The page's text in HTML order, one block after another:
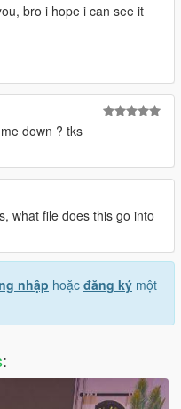
bro i hope i can see it
down ? tks
what file does this go into
nhập hoặc đăng ký một
: